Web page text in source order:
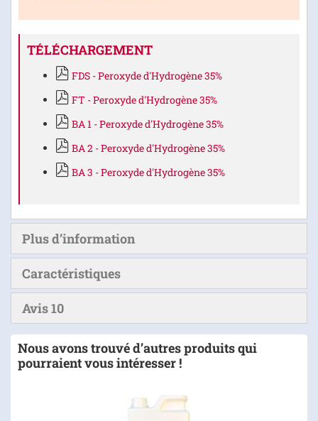
TÉLÉCHARGEMENT
FDS - Peroxyde d'Hydrogène 35%
FT - Peroxyde d'Hydrogène 35%
BA 1 - Peroxyde d'Hydrogène 35%
BA 2 - Peroxyde d'Hydrogène 35%
BA 3 - Peroxyde d'Hydrogène 35%
Plus d’information
Caractéristiques
Avis10
Nous avons trouvé d’autres produits qui
pourraient vous intéresser !